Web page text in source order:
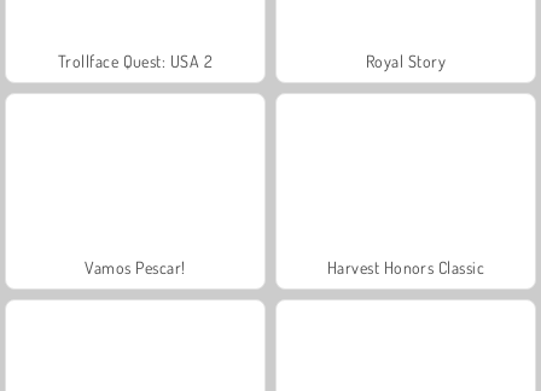
Trollface Quest: USA 2 Royal Story
Vamos Pescar! Harvest Honors Classic